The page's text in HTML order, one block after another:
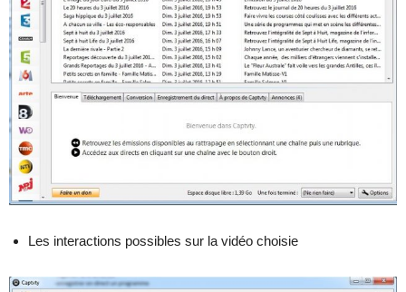
Les interactions possibles sur la vidéo choisie